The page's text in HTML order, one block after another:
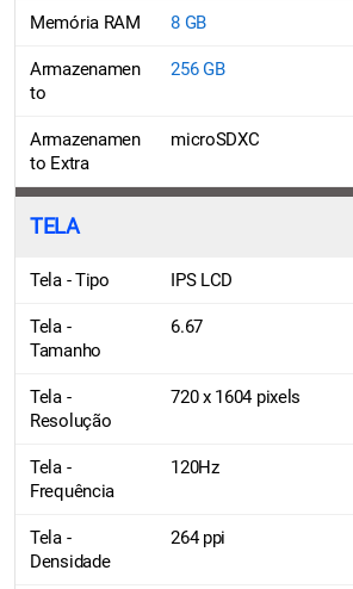
Memória RAM 8 GB
Armazenamen
to
256 GB
Armazenamen
to Extra
microSDXC
TELA
Tela - Tipo IPS LCD
Tela -
Tamanho
6.67
Tela -
Resolução
720 x 1604 pixels
Tela -
Frequência
120Hz
Tela -
Densidade
264 ppi